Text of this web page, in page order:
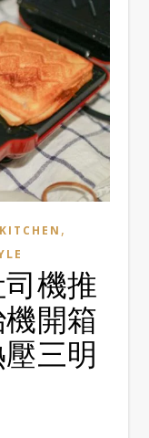
KITCHEN ,
司機推
開箱
三明